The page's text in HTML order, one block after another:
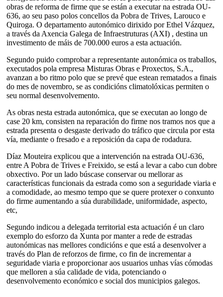
obras de reforma de firme que se están a executar na estrada OU-
636, ao seu paso polos concellos da Pobra de Trives, Larouco e
Quiroga. O departamento autonómico dirixido por Ethel Vázquez,
a través da Axencia Galega de Infraestruturas (AXI) , destina un
investimento de máis de 700.000 euros a esta actuación.
Segundo puido comprobar a representante autonómica os traballos,
executados pola empresa Misturas Obras e Proxectos, S.A.,
avanzan a bo ritmo polo que se prevé que estean rematados a finais
do mes de novembro, se as condicións climatolóxicas permiten o
seu normal desenvolvemento.
As obras nesta estrada autonómica, que se executan ao longo de
case 20 km, consisten na reparación do firme nos tramos nos que a
estrada presenta o desgaste derivado do tráfico que circula por esta
vía, mediante o fresado e a reposición da capa de rodadura.
Díaz Mouteira explicou que a intervención na estrada OU-636,
entre A Pobra de Trives e Freixido, se está a levar a cabo cun dobre
obxectivo. Por un lado búscase conservar ou mellorar as
características funcionais da estrada como son a seguridade viaria e
a comodidade, ao mesmo tempo que se quere protexer o conxunto
do firme aumentando a súa durabilidade, uniformidade, aspecto,
etc,
Segundo indicou a delegada territorial esta actuación é un claro
exemplo do esforzo da Xunta por manter a rede de estradas
autonómicas nas mellores condicións e que está a desenvolver a
través do Plan de reforzos de firme, co fin de incrementar a
seguridade viaria e proporcionar aos usuarios unhas vías cómodas
que melloren a súa calidade de vida, potenciando o
desenvolvemento económico e social dos municipios galegos.